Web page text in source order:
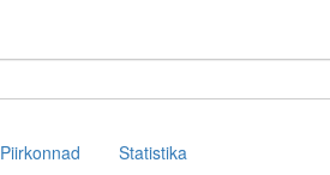
Piirkonnad
Statistika